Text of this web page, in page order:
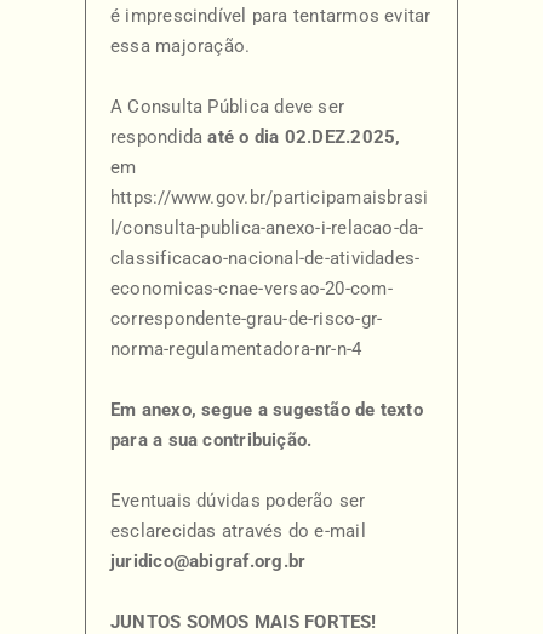
é imprescindível para tentarmos evitar
essa majoração.
A Consulta Pública deve ser
respondidaaté o dia 02.DEZ.2025,
em
https://www.gov.br/participamaisbrasi
l/consulta-publica-anexo-i-relacao-da-
classificacao-nacional-de-atividades-
economicas-cnae-versao-20-com-
correspondente-grau-de-risco-gr-
norma-regulamentadora-nr-n-4
Em anexo, segue a sugestão de texto
para a sua contribuição.
Eventuais dúvidas poderão ser
esclarecidas através do e-mail
juridico@abigraf.org.br
JUNTOS SOMOS MAIS FORTES!